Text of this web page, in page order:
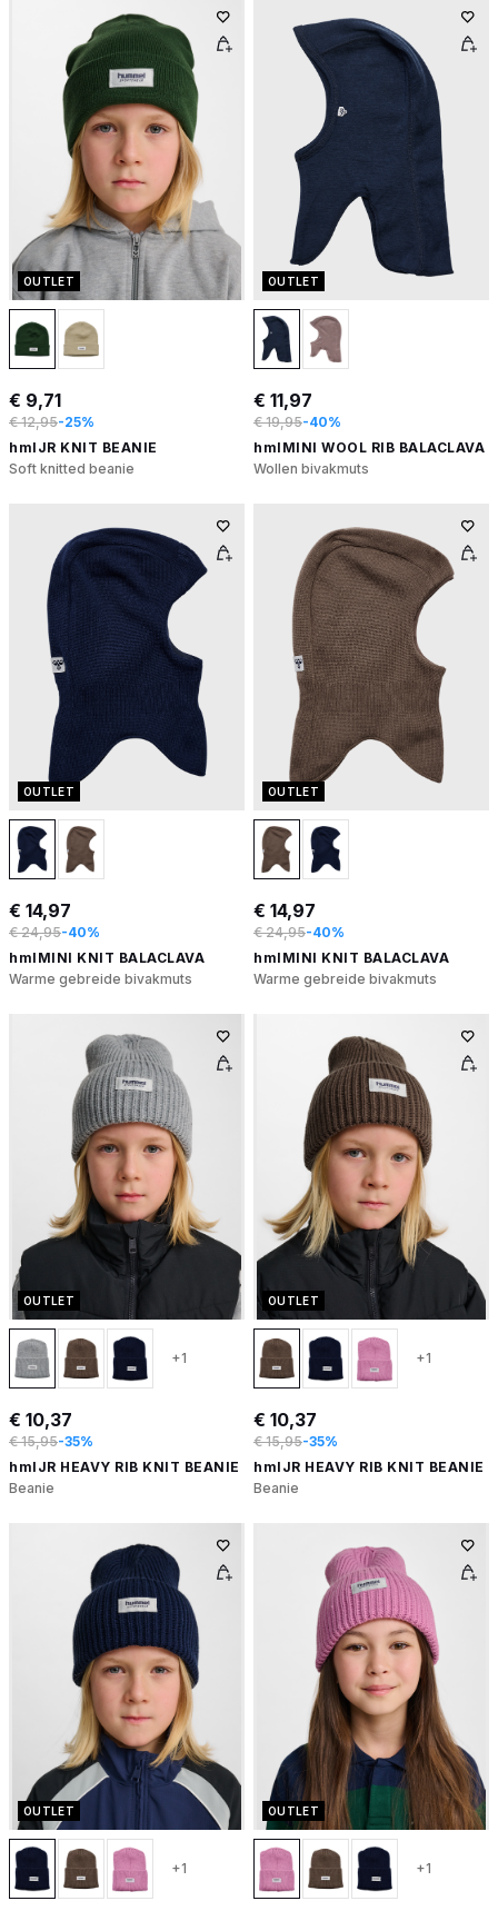
OUTLET
€ 9,71
€ 12,95-25%
hmlJR KNIT BEANIE
Soft knitted beanie
OUTLET
€ 11,97
€ 19,95-40%
hmlMINI WOOL RIB BALACLAVA
Wollen bivakmuts
OUTLET
€ 14,97
€ 24,95-40%
hmlMINI KNIT BALACLAVA
Warme gebreide bivakmuts
OUTLET
€ 14,97
€ 24,95-40%
hmlMINI KNIT BALACLAVA
Warme gebreide bivakmuts
OUTLET
+1
€ 10,37
€ 15,95-35%
hmlJR HEAVY RIB KNIT BEANIE
Beanie
OUTLET
+1
€ 10,37
€ 15,95-35%
hmlJR HEAVY RIB KNIT BEANIE
Beanie
OUTLET
+1
OUTLET
+1